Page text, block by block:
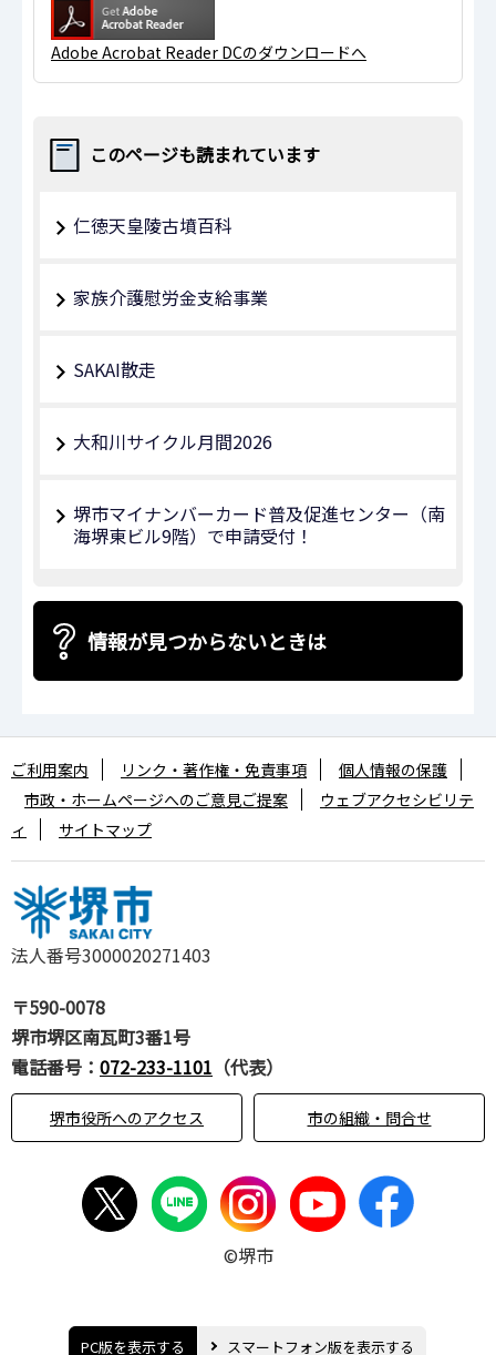
Adobe Acrobat Reader DCのダウンロードへ
このページも読まれています
仁徳天皇陵古墳百科
家族介護慰労金支給事業
SAKAI散走
大和川サイクル月間2026
堺市マイナンバーカード普及促進センター（南
海堺東ビル9階）で申請受付！
情報が見つからないときは
法人番号3000020271403
〒590-0078
堺市堺区南瓦町3番1号
電話番号： 072-233-1101 （代表）
堺市役所へのアクセス 市の組織・問合せ
ご利用案内 リンク・著作権・免責事項
個人情報の保護
市政・ホームページへのご意見ご提案
ウェブアクセシビリテ
ィ
サイトマップ
©堺市
PC版を表示する スマートフォン版を表示する